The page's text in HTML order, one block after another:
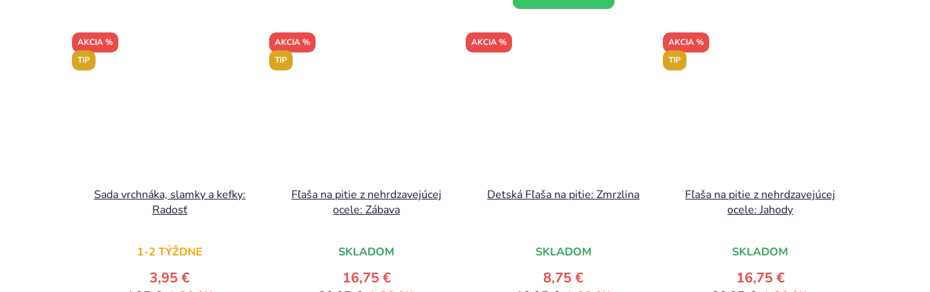
AKCIA %
TIP
Sada vrchnáka, slamky a kefky:
Radosť
1-2 TÝŽDNE
3,95 €
AKCIA %
TIP
Fľaša na pitie z nehrdzavejúcej
ocele: Zábava
SKLADOM
16,75 €
AKCIA %
Detská Fľaša na pitie: Zmrzlina
SKLADOM
8,75 €
AKCIA %
TIP
Fľaša na pitie z nehrdzavejúcej
ocele: Jahody
SKLADOM
16,75 €